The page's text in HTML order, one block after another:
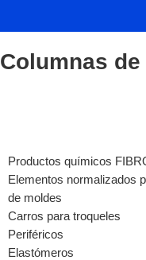
Columnas
Productos químicos
Elementos normalizados
de moldes
Carros para troqueles
Periféricos
Elastómeros